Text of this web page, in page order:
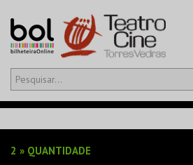
Olá,iniciar sessão
2 » QUANTIDADE